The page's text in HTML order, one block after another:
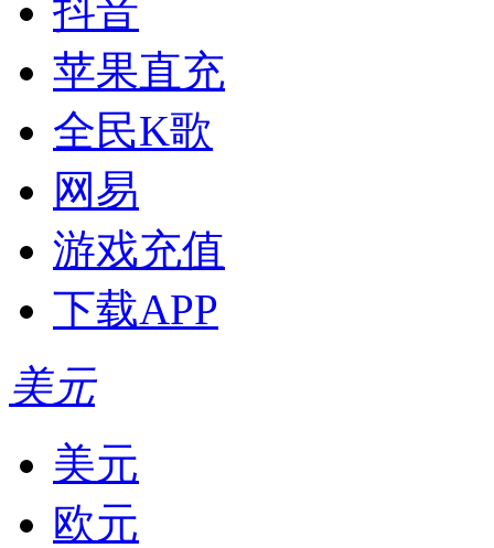
抖音
苹果直充
全民K歌
网易
游戏充值
下载APP
美元
美元
欧元